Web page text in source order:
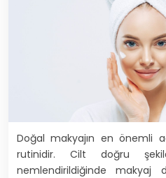
Doğal makyajın en önemli
rutinidir. Cilt doğru
nemlendirildiğinde makyaj